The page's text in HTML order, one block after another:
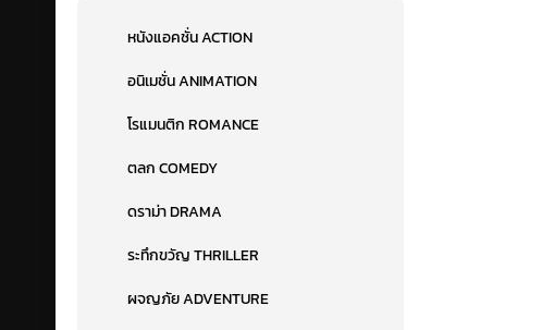
หนังแอคชั่น ACTION
อนิเมชั่น ANIMATION
โรแมนติก ROMANCE
ตลก COMEDY
ดราม่า DRAMA
ระทึกขวัญ THRILLER
ผจญภัย ADVENTURE